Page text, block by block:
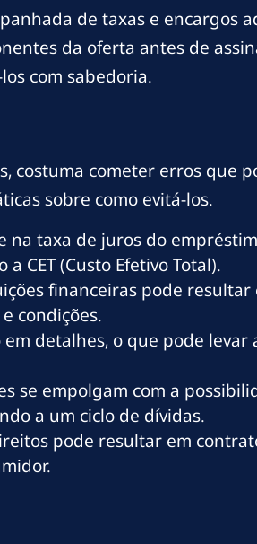
de taxas e encargos
da oferta antes de
com sabedoria.
costuma cometer erros que
sobre como evitá-los.
na taxa de juros do
CET (Custo Efetivo Total).
financeiras pode resultar
condições.
detalhes, o que pode levar
se empolgam com a
a um ciclo de dívidas.
pode resultar em